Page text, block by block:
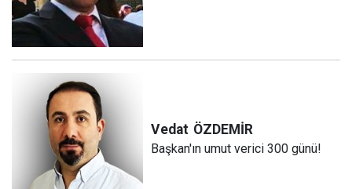
Vedat ÖZDEMİR
Başkan'ın umut verici 300 günü!